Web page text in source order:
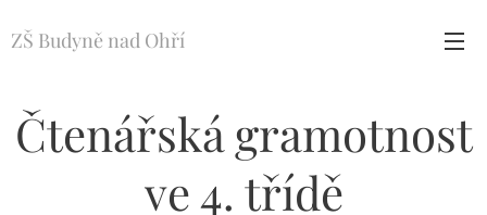
ZŠ Budyně nad Ohří
Čtenářská gramotnost
ve 4. třídě